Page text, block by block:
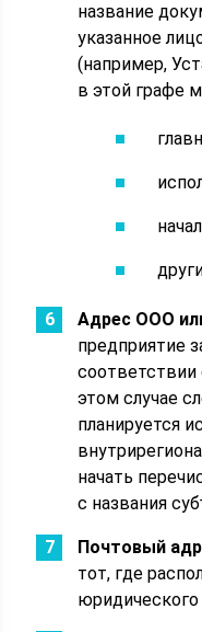
название
указанное
(например,
в этой графе
Адрес ООО
предприятие
соответствии
этом случае
планируется
начать
с названия
Почтовый
тот, где
юридического